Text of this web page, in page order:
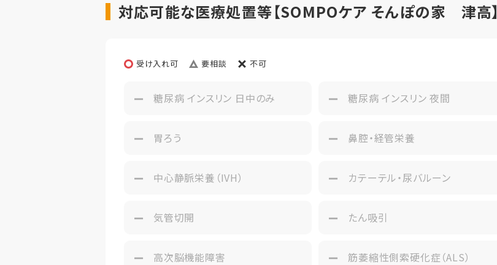
対応可能な医療処置等【SOMPOケア そんぽの家 津高】
受け入れ可 要相談 不可
糖尿病 インスリン 日中のみ 糖尿病 インスリン 夜間
胃ろう 鼻腔・経管栄養
中心静脈栄養（IVH） カテーテル・尿バルーン
気管切開 たん吸引
高次脳機能障害 筋萎縮性側索硬化症（ALS）